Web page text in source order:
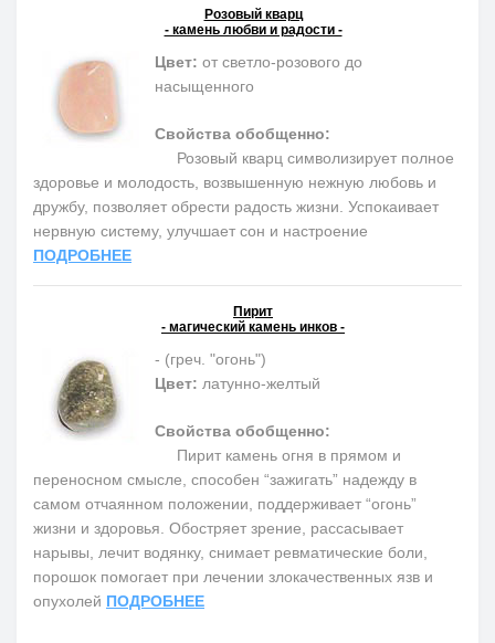
Розовый кварц
- камень любви и радости -
Цвет: от светло-розового до
насыщенного
Свойства обобщенно:
Розовый кварц символизирует полное
здоровье и молодость, возвышенную нежную любовь и
дружбу, позволяет обрести радость жизни. Успокаивает
нервную систему, улучшает сон и настроение
ПОДРОБНЕЕ
Пирит
- магический камень инков -
- (греч. "огонь")
Цвет: латунно-желтый
Свойства обобщенно:
Пирит камень огня в прямом и
переносном смысле, способен “зажигать” надежду в
самом отчаянном положении, поддерживает “огонь”
жизни и здоровья. Обостряет зрение, рассасывает
нарывы, лечит водянку, снимает ревматические боли,
порошок помогает при лечении злокачественных язв и
опухолей ПОДРОБНЕЕ